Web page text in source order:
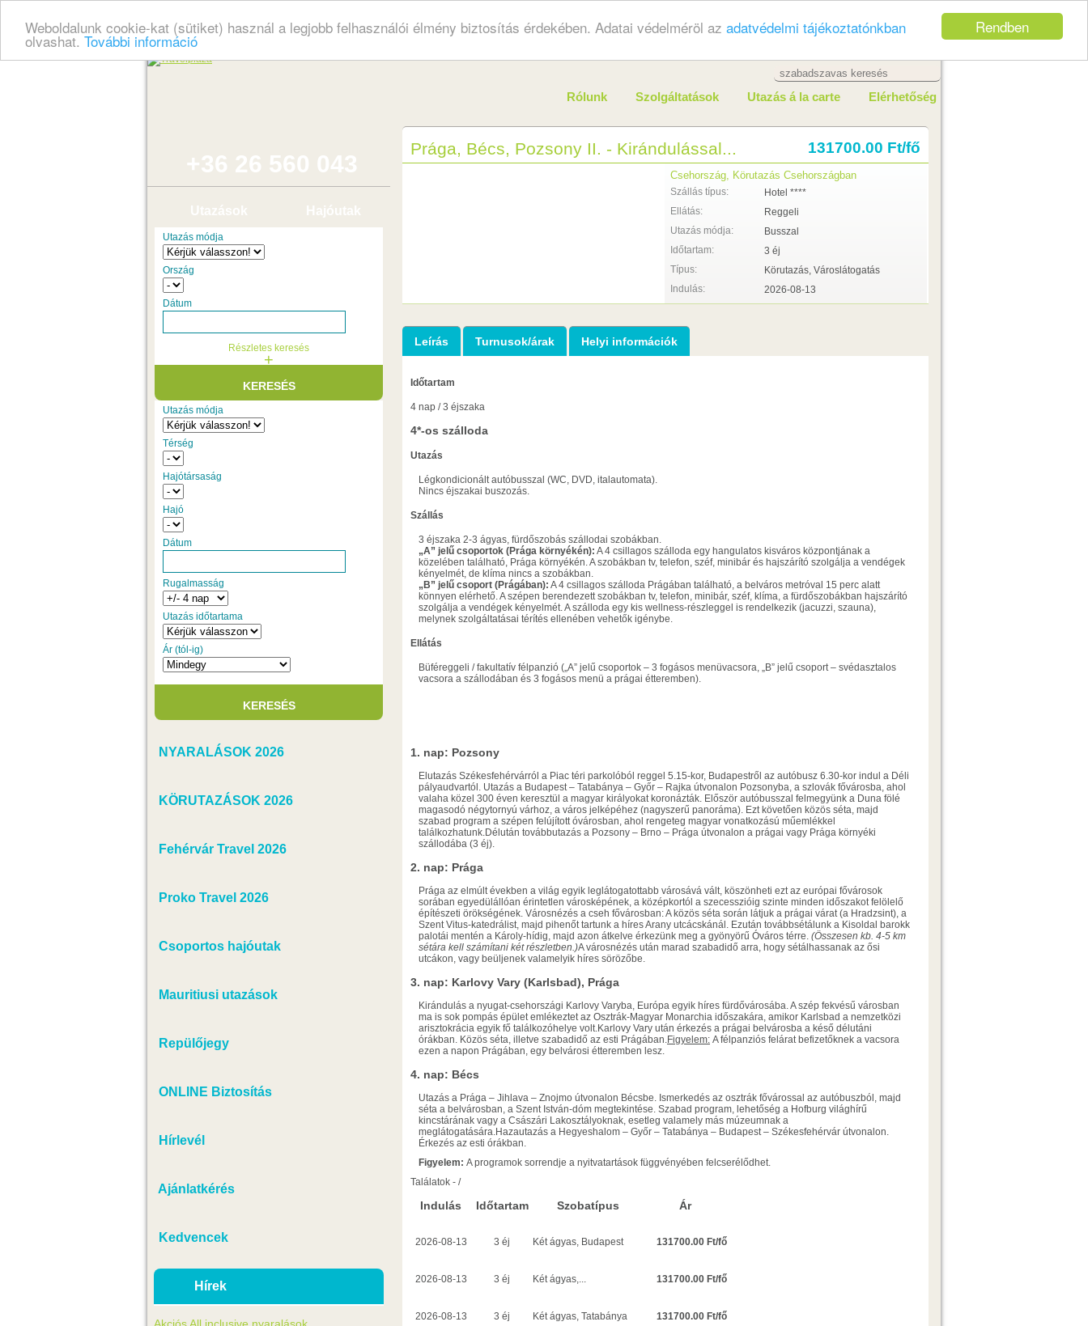
Rendben
Weboldalunk cookie-kat (sütiket) használ a legjobb felhasználói élmény biztosítás érdekében. Adatai védelméröl az adatvédelmi tájékoztatónkban
olvashat. További információ
Rólunk Szolgáltatások Utazás á la carte Elérhetőség
+36 26 560 043
Utazások Hajóutak
Utazás módja
Ország
Dátum
Részletes keresés
+
Utazás módja
Térség
Hajótársaság
Hajó
Dátum
Rugalmasság
Utazás időtartama
Ár (tól-ig)
NYARALÁSOK 2026
KÖRUTAZÁSOK 2026
Fehérvár Travel 2026
Proko Travel 2026
Csoportos hajóutak
Mauritiusi utazások
Repülőjegy
ONLINE Biztosítás
Hírlevél
Ajánlatkérés
Kedvencek
Hírek
Prága, Bécs, Pozsony II. - Kirándulással... 131700.00 Ft/fő
Csehország, Körutazás Csehországban
Szállás típus:
Hotel ****
Ellátás:
Reggeli
Utazás módja:
Busszal
Időtartam:
3 éj
Típus:
Körutazás, Városlátogatás
Indulás:
2026-08-13
Leírás Turnusok/árak Helyi információk
Időtartam
4 nap / 3 éjszaka
4*-os szálloda
Utazás
Légkondicionált autóbusszal (WC, DVD, italautomata).
Nincs éjszakai buszozás.
Szállás
3 éjszaka 2-3 ágyas, fürdőszobás szállodai szobákban.
„A” jelű csoportok (Prága környékén): A 4 csillagos szálloda egy hangulatos kisváros központjának a
közelében található, Prága környékén. A szobákban tv, telefon, széf, minibár és hajszárító szolgálja a vendégek
kényelmét, de klíma nincs a szobákban.
„B” jelű csoport (Prágában): A 4 csillagos szálloda Prágában található, a belváros metróval 15 perc alatt
könnyen elérhető. A szépen berendezett szobákban tv, telefon, minibár, széf, klíma, a fürdőszobákban hajszárító
szolgálja a vendégek kényelmét. A szálloda egy kis wellness-részleggel is rendelkezik (jacuzzi, szauna),
melynek szolgáltatásai térítés ellenében vehetők igénybe.
Ellátás
Büféreggeli / fakultatív félpanzió („A” jelű csoportok – 3 fogásos menüvacsora, „B” jelű csoport – svédasztalos
vacsora a szállodában és 3 fogásos menü a prágai étteremben).
1. nap: Pozsony
Elutazás Székesfehérvárról a Piac téri parkolóból reggel 5.15-kor, Budapestről az autóbusz 6.30-kor indul a Déli
pályaudvartól. Utazás a Budapest – Tatabánya – Győr – Rajka útvonalon Pozsonyba, a szlovák fővárosba, ahol
valaha közel 300 éven keresztül a magyar királyokat koronázták. Először autóbusszal felmegyünk a Duna fölé
magasodó négytornyú várhoz, a város jelképéhez (nagyszerű panoráma). Ezt követően közös séta, majd
szabad program a szépen felújított óvárosban, ahol rengeteg magyar vonatkozású műemlékkel
találkozhatunk.Délután továbbutazás a Pozsony – Brno – Prága útvonalon a prágai vagy Prága környéki
szállodába (3 éj).
2. nap: Prága
Prága az elmúlt években a világ egyik leglátogatottabb városává vált, köszönheti ezt az európai fővárosok
sorában egyedülállóan érintetlen városképének, a középkortól a szecesszióig szinte minden időszakot felölelő
építészeti örökségének. Városnézés a cseh fővárosban: A közös séta során látjuk a prágai várat (a Hradzsint), a
Szent Vitus-katedrálist, majd pihenőt tartunk a híres Arany utcácskánál. Ezután továbbsétálunk a Kisoldal barokk
palotái mentén a Károly-hídig, majd azon átkelve érkezünk meg a gyönyörű Óváros térre. (Összesen kb. 4-5 km
sétára kell számítani két részletben.)A városnézés után marad szabadidő arra, hogy sétálhassanak az ősi
utcákon, vagy beüljenek valamelyik híres sörözőbe.
3. nap: Karlovy Vary (Karlsbad), Prága
Kirándulás a nyugat-csehországi Karlovy Varyba, Európa egyik híres fürdővárosába. A szép fekvésű városban
ma is sok pompás épület emlékeztet az Osztrák-Magyar Monarchia időszakára, amikor Karlsbad a nemzetközi
arisztokrácia egyik fő találkozóhelye volt.Karlovy Vary után érkezés a prágai belvárosba a késő délutáni
órákban. Közös séta, illetve szabadidő az esti Prágában.Figyelem: A félpanziós felárat befizetőknek a vacsora
ezen a napon Prágában, egy belvárosi étteremben lesz.
4. nap: Bécs
Utazás a Prága – Jihlava – Znojmo útvonalon Bécsbe. Ismerkedés az osztrák fővárossal az autóbuszból, majd
séta a belvárosban, a Szent István-dóm megtekintése. Szabad program, lehetőség a Hofburg világhírű
kincstárának vagy a Császári Lakosztályoknak, esetleg valamely más múzeumnak a
meglátogatására.Hazautazás a Hegyeshalom – Győr – Tatabánya – Budapest – Székesfehérvár útvonalon.
Érkezés az esti órákban.
Figyelem: A programok sorrendje a nyitvatartások függvényében felcserélődhet.
Találatok - /
Indulás Időtartam Szobatípus Ár
2026-08-13 3 éj Két ágyas, Budapest 131700.00 Ft/fő
2026-08-13 3 éj Két ágyas,... 131700.00 Ft/fő
2026-08-13 3 éj Két ágyas, Tatabánya 131700.00 Ft/fő